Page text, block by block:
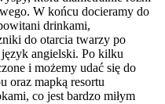
W końcu docieramy do
drinkami,
do otarcia twarzy po
język angielski. Po kilku
i możemy udać się do
oraz mapką resortu
co jest bardzo miłym